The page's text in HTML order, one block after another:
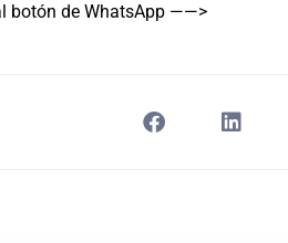
botón de WhatsApp ——>